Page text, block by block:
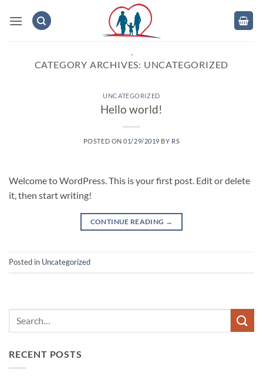
.
CATEGORY ARCHIVES: UNCATEGORIZED
UNCATEGORIZED
Hello world!
POSTED ON01/29/2019 BY RS
Welcome to WordPress. This is your first post. Edit or delete
it, then start writing!
CONTINUE READING →
Posted in Uncategorized
RECENT POSTS